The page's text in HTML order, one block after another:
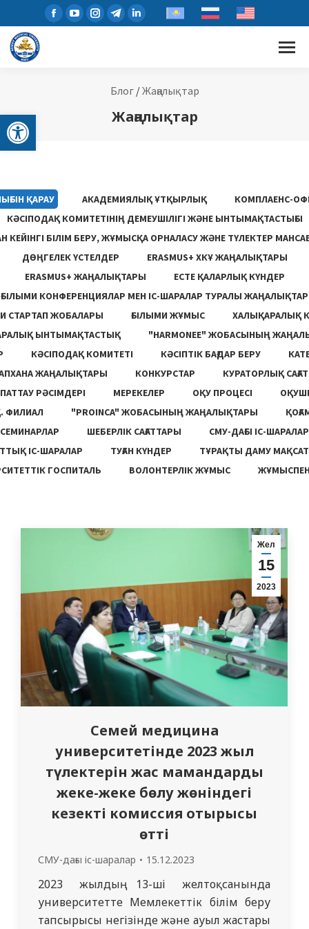
Open toolbar
Блог/Жаңалықтар
Жаңалықтар
ҚАРАУ АКАДЕМИЯЛЫҚ ҰТҚЫРЛЫҚ
КОМПЛАЕНС-
КӘСІПОДАҚ КОМИТЕТІНІҢ ДЕМЕУШІЛІГІ ЖӘНЕ ЫНТЫМАҚТАСТЫҒЫ
КЕЙІНГІ БІЛІМ БЕРУ, ЖҰМЫСҚА ОРНАЛАСУ ЖƏНЕ ТҮЛЕКТЕР
ДӨҢГЕЛЕК ҮСТЕЛДЕР
ERASMUS+ ХКҰ ЖАҢАЛЫҚТАРЫ
ERASMUS+ ЖАҢАЛЫҚТАРЫ
ЕСТЕ ҚАЛАРЛЫҚ КҮНДЕР
ҒЫЛЫМИ КОНФЕРЕНЦИЯЛАР МЕН ІС-ШАРАЛАР ТУРАЛЫ ЖАҢАЛЫҚТАР
СТАРТАП ЖОБАЛАРЫ
ҒЫЛЫМИ ЖҰМЫС
ХАЛЫҚАРАЛЫҚ
ЫНТЫМАҚТАСТЫҚ
"HARMONEE" ЖОБАСЫНЫҢ
КӘСІПОДАҚ КОМИТЕТІ КӘСІПТІК БАҒДАР БЕРУ
ЖАҢАЛЫҚТАРЫ
КОНКУРСТАР
КУРАТОРЛЫҚ
РӘСІМДЕРІ
МЕРЕКЕЛЕР ОҚУ ПРОЦЕСІ
ФИЛИАЛ
"PROINCA" ЖОБАСЫНЫҢ ЖАҢАЛЫҚТАРЫ
СЕМИНАРЛАР
ШЕБЕРЛІК САҒАТТАРЫ
СМУ-ДАҒЫ ІС-ШАРАЛАР
ІС-ШАРАЛАР
ТУҒАН КҮНДЕР
ТҰРАҚТЫ ДАМУ
ГОСПИТАЛЬ
ВОЛОНТЕРЛІК ЖҰМЫС
Жел
15
2023
Семей медицина
университетінде 2023 жыл
түлектерін жас мамандарды
жеке-жеке бөлу жөніндегі
кезекті комиссия отырысы
өтті
СМУ-дағы іс-шаралар 15.12.2023
2023 жылдың 13-ші желтоқсанында
университетте Мемлекеттік білім беру
тапсырысы негізінде және ауыл жастары